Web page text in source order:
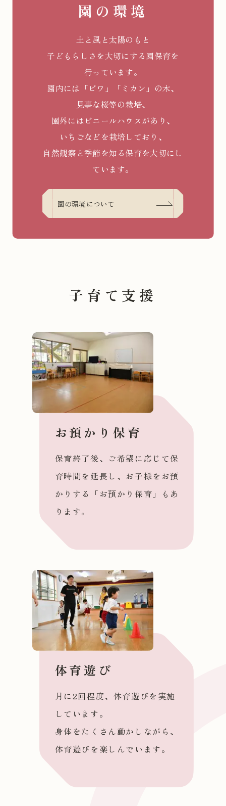
園の環境
土と風と太陽のもと
子どもらしさを大切にする園保育を
行っています。
園内には「ビワ」「ミカン」の木、
見事な桜等の栽培、
園外にはビニールハウスがあり、
いちごなどを栽培しており、
自然観察と季節を知る保育を大切にし
ています。
園の環境について
子育て支援
お預かり保育
保育終了後、ご希望に応じて保
育時間を延長し、お子様をお預
かりする「お預かり保育」もあ
ります。
体育遊び
月に2回程度、体育遊びを実施
しています。
身体をたくさん動かしながら、
体育遊びを楽しんでいます。